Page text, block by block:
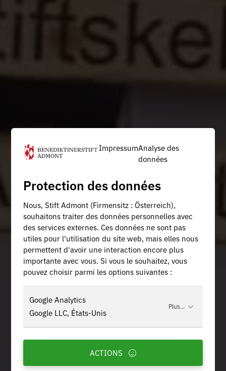
ImpressumAnalyse des
données
Protection des données
Nous, Stift Admont (Firmensitz : Österreich),
souhaitons traiter des données personnelles avec
des services externes. Ces données ne sont pas
utiles pour l'utilisation du site web, mais elles nous
permettent d'avoir une interaction encore plus
importante avec vous. Si vous le souhaitez, vous
pouvez choisir parmi les options suivantes :
Google Analytics
Google LLC, États-Unis
Plus...
ACTIONS